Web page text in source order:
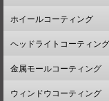
ホイールコーティング
ヘッドライトコーティング
金属モールコーティング
ウィンドウコーティング